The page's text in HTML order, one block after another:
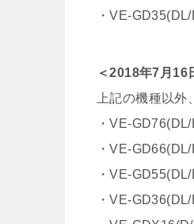
・VE-
＜2018年7月16
上記の機種以
・VE-
・VE-
・VE-
・VE-